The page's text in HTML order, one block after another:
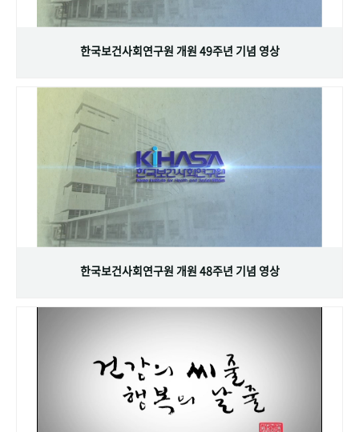
성과 50선 숫자로 보는 50년
VR 역사관
한국보건사회연구원 개원 49주년 기념 영상
한국보건사회연구원 개원 48주년 기념 영상